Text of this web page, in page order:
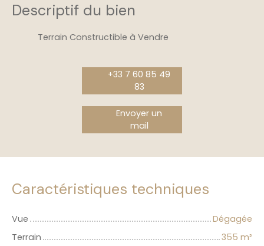
Descriptif du bien
Terrain Constructible à Vendre
+33 7 60 85 49
83
Envoyer un
mail
Caractéristiques techniques
Vue
Dégagée
Terrain
355 m²